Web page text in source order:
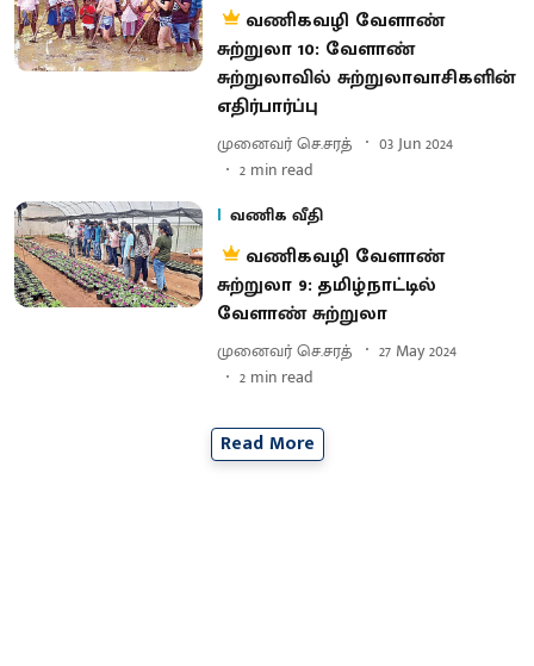
வணிகவழி வேளாண்
சுற்றுலா 10: வேளாண்
சுற்றுலாவில் சுற்றுலாவாசிகளின்
எதிர்பார்ப்பு
முனைவர் செ.சரத்
03 Jun 2024
2 min read
வணிக வீதி
வணிகவழி வேளாண்
சுற்றுலா 9: தமிழ்நாட்டில்
வேளாண் சுற்றுலா
முனைவர் செ.சரத்
27 May 2024
2 min read
Read More